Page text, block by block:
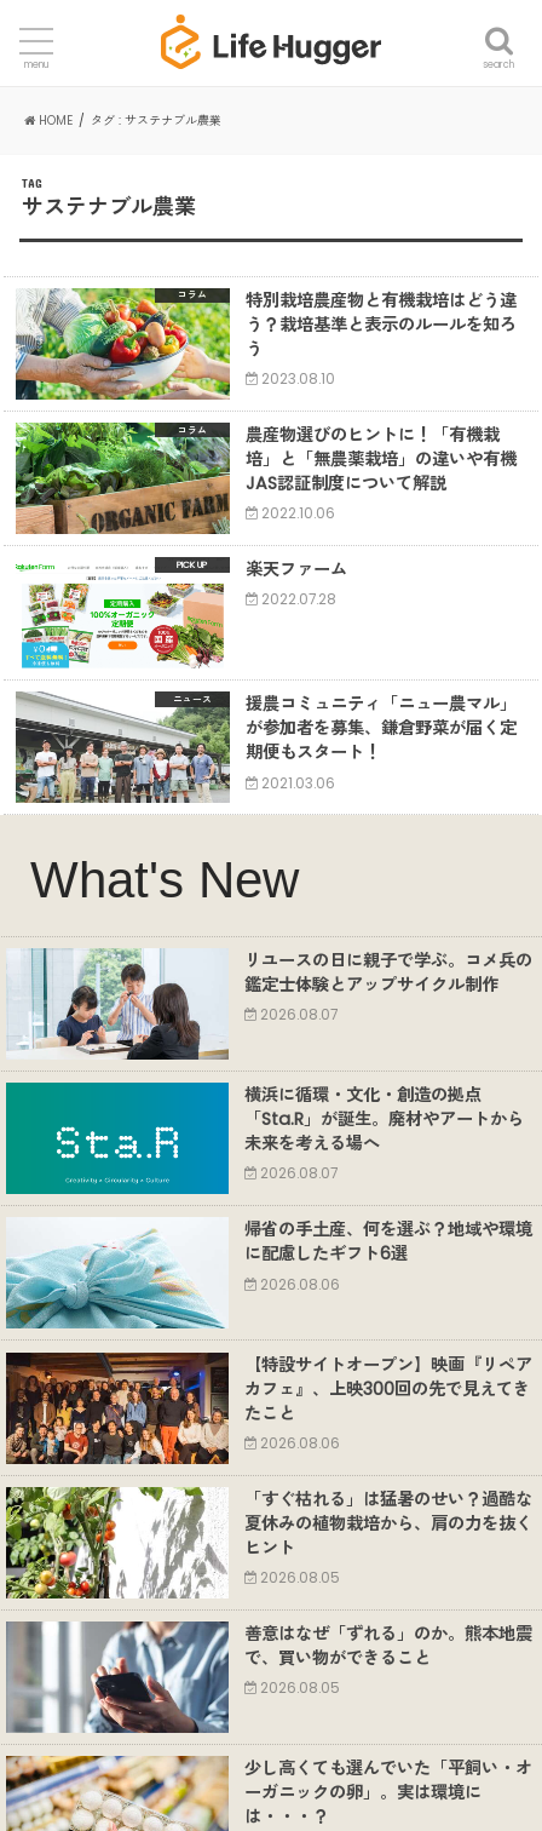
search
menu
HOME タグ : サステナブル農業
TAG
サステナブル農業
コラム
特別栽培農産物と有機栽培はどう違
う？栽培基準と表示のルールを知ろ
う
2023.08.10
コラム
農産物選びのヒントに！「有機栽
培」と「無農薬栽培」の違いや有機
JAS認証制度について解説
2022.10.06
楽天ファーム
2022.07.28
ニュース
援農コミュニティ「ニュー農マル」
が参加者を募集、鎌倉野菜が届く定
期便もスタート！
2021.03.06
What's New
リユースの日に親子で学ぶ。コメ兵の
鑑定士体験とアップサイクル制作
2026.08.07
横浜に循環・文化・創造の拠点
「Sta.R」が誕生。廃材やアートから
未来を考える場へ
2026.08.07
帰省の手土産、何を選ぶ？地域や環境
に配慮したギフト6選
2026.08.06
【特設サイトオープン】映画『リペア
カフェ』、上映300回の先で見えてき
たこと
2026.08.06
「すぐ枯れる」は猛暑のせい？過酷な
夏休みの植物栽培から、肩の力を抜く
ヒント
2026.08.05
善意はなぜ「ずれる」のか。熊本地震
で、買い物ができること
2026.08.05
少し高くても選んでいた「平飼い・オ
ーガニックの卵」。実は環境に
は・・・？